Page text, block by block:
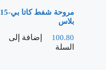
مروحة شفط كاتا بي-15
بلاس
100.80
إضافة إلى
السلة